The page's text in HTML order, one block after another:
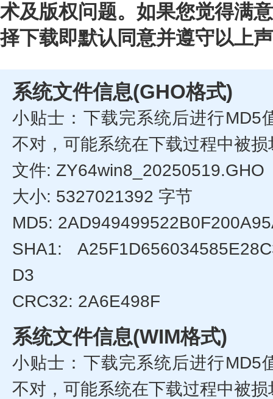
术及版权问题。如果您觉得满
择下载即默认同意并遵守以上
系统文件信息(GHO格式)
小贴士：下载完系统后进行MD5
不对，可能系统在下载过程中被
文件: ZY64win8_20250519.GHO
大小: 5327021392 字节
MD5:
SHA1:
D3
CRC32: 2A6E498F
系统文件信息(WIM格式)
小贴士：下载完系统后进行MD5
不对，可能系统在下载过程中被